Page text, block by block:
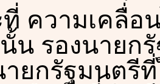
ความเคลื่อ
น รองนายก
ยกรัฐมนตรี